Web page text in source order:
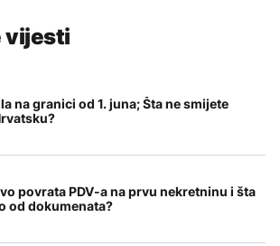
vijesti
na granici od 1. juna; Šta ne smijete
povrata PDV-a na prvu nekretninu i šta
od dokumenata?